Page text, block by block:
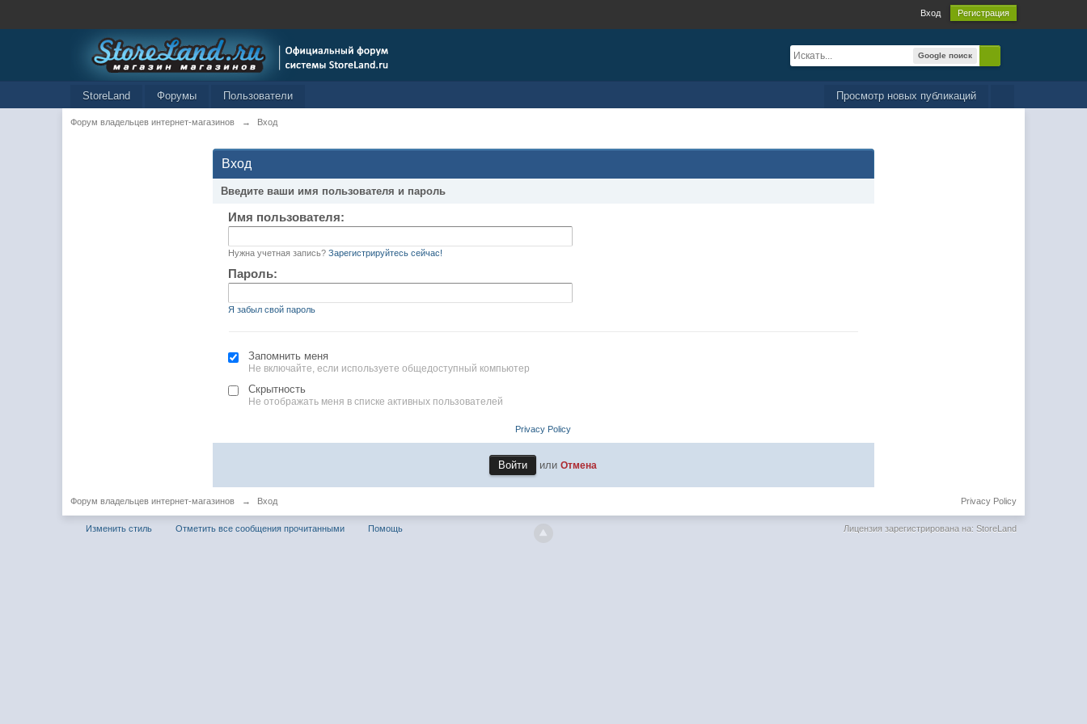
Вход Регистрация
Google поиск
Просмотр новых публикаций
StoreLand Форумы Пользователи
Форум владельцев интернет-магазинов → Вход
Вход
Введите ваши имя пользователя и пароль
Имя пользователя:
Нужна учетная запись? Зарегистрируйтесь сейчас!
Пароль:
Я забыл свой пароль
Запомнить меня
Не включайте, если используете общедоступный компьютер
Скрытность
Не отображать меня в списке активных пользователей
Privacy Policy
илиОтмена
Форум владельцев интернет-магазинов → Вход Privacy Policy
Изменить стиль Отметить все сообщения прочитанными Помощь Лицензия зарегистрирована на: StoreLand